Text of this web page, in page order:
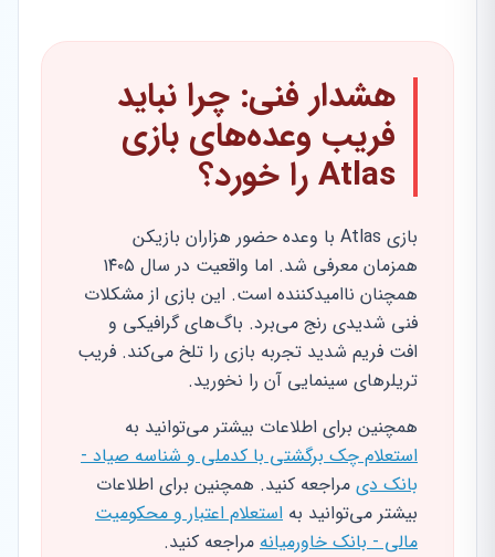
هشدار فنی: چرا نباید
فریب وعده‌های بازی
Atlas را خورد؟
بازی Atlas با وعده حضور هزاران بازیکن
همزمان معرفی شد. اما واقعیت در سال ۱۴۰۵
همچنان ناامیدکننده است. این بازی از مشکلات
فنی شدیدی رنج می‌برد. باگ‌های گرافیکی و
افت فریم شدید تجربه بازی را تلخ می‌کند. فریب
تریلرهای سینمایی آن را نخورید.
همچنین برای اطلاعات بیشتر می‌توانید به
استعلام چک برگشتی با کدملی و شناسه صیاد -
بانک دی مراجعه کنید. همچنین برای اطلاعات
بیشتر می‌توانید به استعلام اعتبار و محکومیت
مالی - بانک خاورمیانه مراجعه کنید.